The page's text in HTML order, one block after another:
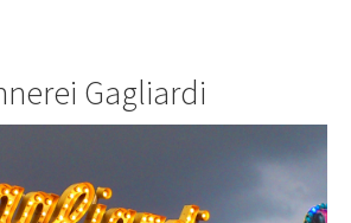
Gagliardi